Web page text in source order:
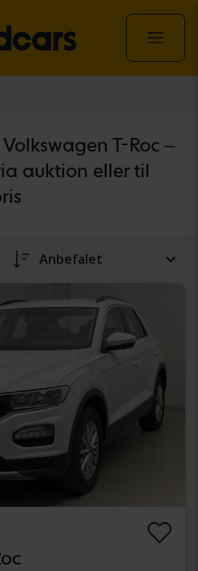
T-Roc –
auktion eller til
Anbefalet